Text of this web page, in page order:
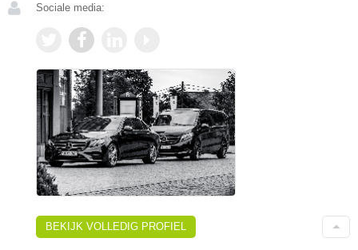
Sociale media:
BEKIJK VOLLEDIG PROFIEL